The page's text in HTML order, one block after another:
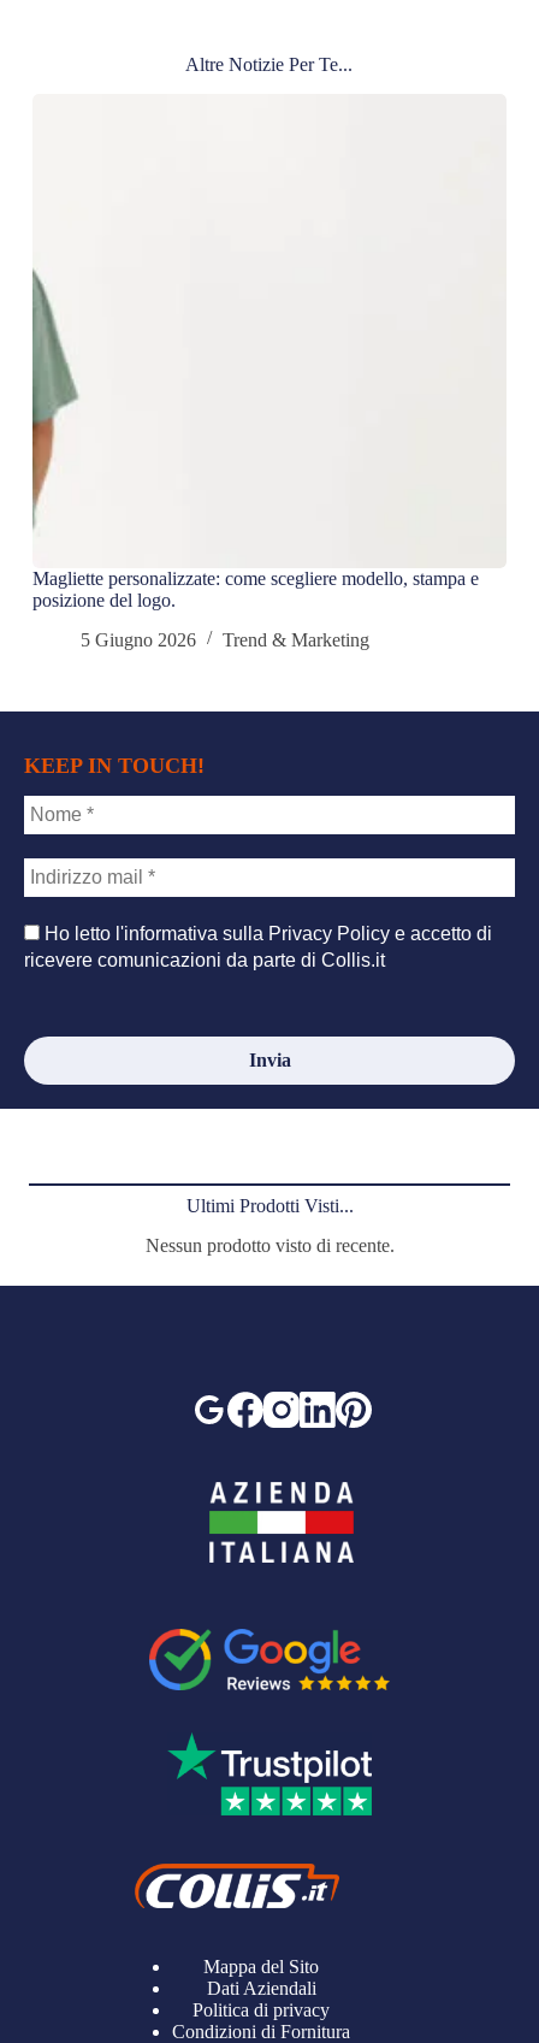
Altre Notizie Per Te...
Magliette personalizzate: come scegliere modello, stampa e
posizione del logo.
5 Giugno 2026
Trend & Marketing
KEEP IN TOUCH!
Ho letto l'informativa sulla Privacy Policy e accetto di
ricevere comunicazioni da parte di Collis.it
Ultimi Prodotti Visti...
Nessun prodotto visto di recente.
Mappa del Sito
Dati Aziendali
Politica di privacy
Condizioni di Fornitura